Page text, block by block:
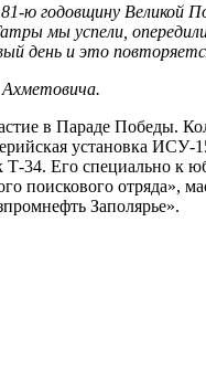
годовщину Великой
мы успели,
день и это
Ахметовича.
в Параде Победы.
установка
Его специально к
поискового
Заполярье».